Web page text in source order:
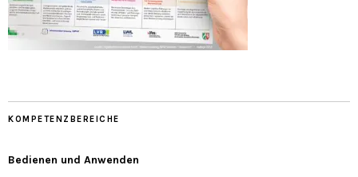
KOMPETENZBEREICHE
Bedienen und Anwenden